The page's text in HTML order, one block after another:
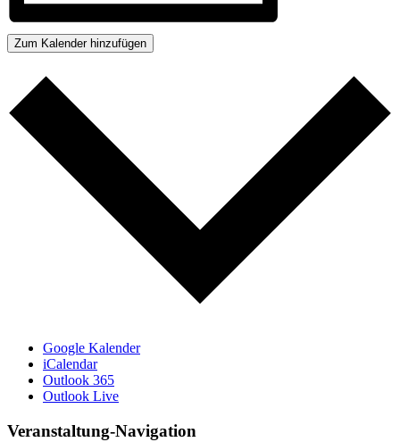
Zum Kalender hinzufügen
Google Kalender
iCalendar
Outlook 365
Outlook Live
Veranstaltung-Navigation